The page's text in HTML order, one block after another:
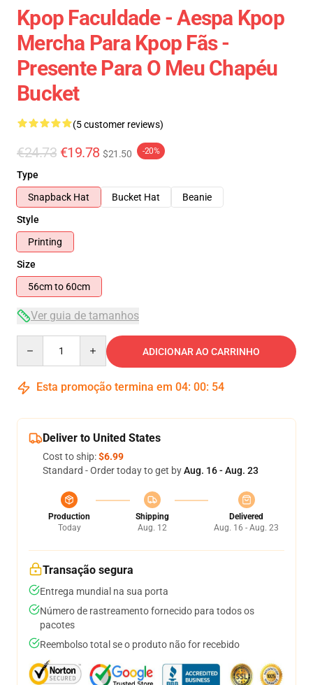
Kpop Faculdade - Aespa Kpop
Mercha Para Kpop Fãs -
Presente Para O Meu Chapéu
Bucket
(5 customer reviews)
€24.73 €19.78 $21.50 -20%
Type
Snapback Hat
Bucket Hat
Beanie
Style
Printing
Size
56cm to 60cm
Ver guia de tamanhos
ADICIONAR AO CARRINHO
Esta promoção termina em 04: 00: 54
Deliver to United States
Cost to ship:$6.99
Standard - Order today to get byAug. 16 - Aug. 23
Production
Today
Shipping
Aug. 12
Delivered
Aug. 16 - Aug. 23
Transação segura
Entrega mundial na sua porta
Número de rastreamento fornecido para todos os
pacotes
Reembolso total se o produto não for recebido